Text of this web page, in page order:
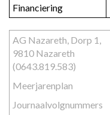
Financiering
AG Nazareth, Dorp 1,
9810 Nazareth
(0643.819.583)
Meerjarenplan
Journaalvolgnummers